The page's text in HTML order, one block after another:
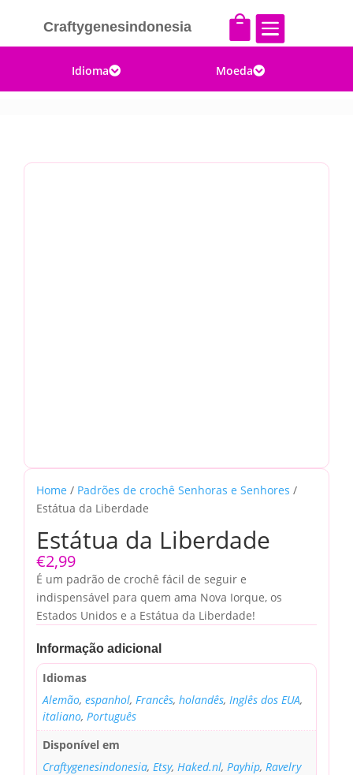
Craftygenesindonesia  
Idioma Moeda
Home / Padrões de crochê Senhoras e Senhores /
Estátua da Liberdade
Estátua da Liberdade
€2,99
É um padrão de crochê fácil de seguir e
indispensável para quem ama Nova Iorque, os
Estados Unidos e a Estátua da Liberdade!
Informação adicional
Idiomas
Alemão, espanhol, Francês, holandês, Inglês dos EUA,
italiano, Português
Disponível em
Craftygenesindonesia, Etsy, Haked.nl, Payhip, Ravelry